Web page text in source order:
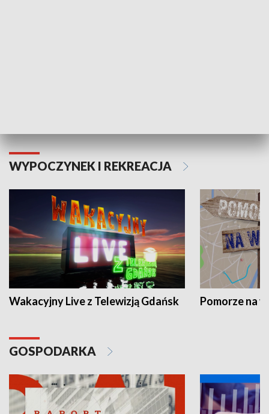
WYPOCZYNEK I REKREACJA
Wakacyjny Live z Telewizją Gdańsk Pomorze na
GOSPODARKA